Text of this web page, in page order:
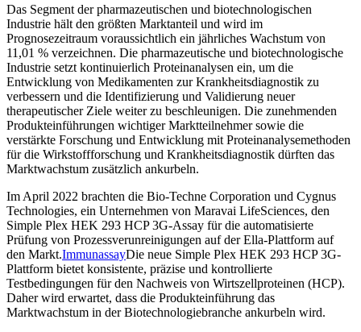
Das Segment der pharmazeutischen und biotechnologischen
Industrie hält den größten Marktanteil und wird im
Prognosezeitraum voraussichtlich ein jährliches Wachstum von
11,01 % verzeichnen. Die pharmazeutische und biotechnologische
Industrie setzt kontinuierlich Proteinanalysen ein, um die
Entwicklung von Medikamenten zur Krankheitsdiagnostik zu
verbessern und die Identifizierung und Validierung neuer
therapeutischer Ziele weiter zu beschleunigen. Die zunehmenden
Produkteinführungen wichtiger Marktteilnehmer sowie die
verstärkte Forschung und Entwicklung mit Proteinanalysemethoden
für die Wirkstoffforschung und Krankheitsdiagnostik dürften das
Marktwachstum zusätzlich ankurbeln.
Im April 2022 brachten die Bio-Techne Corporation und Cygnus
Technologies, ein Unternehmen von Maravai LifeSciences, den
Simple Plex HEK 293 HCP 3G-Assay für die automatisierte
Prüfung von Prozessverunreinigungen auf der Ella-Plattform auf
den Markt.ImmunassayDie neue Simple Plex HEK 293 HCP 3G-
Plattform bietet konsistente, präzise und kontrollierte
Testbedingungen für den Nachweis von Wirtszellproteinen (HCP).
Daher wird erwartet, dass die Produkteinführung das
Marktwachstum in der Biotechnologiebranche ankurbeln wird.